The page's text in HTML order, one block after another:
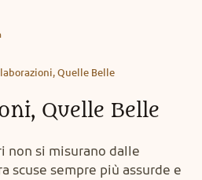
Quelle Belle
Quelle Belle
non si misurano dalle
scuse sempre più assurde e